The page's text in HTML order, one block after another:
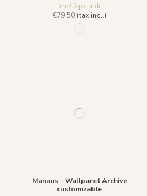
le m² à partir de
€79.50(tax incl.)
Manaus - Wallpanel Archive
customizable